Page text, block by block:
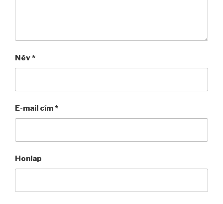
Név*
E-mail cím*
Honlap